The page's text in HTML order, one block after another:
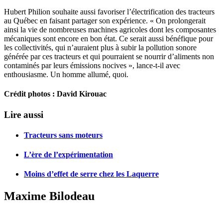
Hubert Philion souhaite aussi favoriser l’électrification des tracteurs
au Québec en faisant partager son expérience. « On prolongerait
ainsi la vie de nombreuses machines agricoles dont les composantes
mécaniques sont encore en bon état. Ce serait aussi bénéfique pour
les collectivités, qui n’auraient plus à subir la pollution sonore
générée par ces tracteurs et qui pourraient se nourrir d’aliments non
contaminés par leurs émissions nocives », lance-t-il avec
enthousiasme. Un homme allumé, quoi.
Crédit photos : David Kirouac
Lire aussi
Tracteurs sans moteurs
L’ère de l’expérimentation
Moins d’effet de serre chez les Laquerre
Maxime Bilodeau